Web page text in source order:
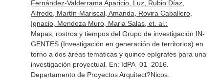
Fernández-Valderrama Aparicio, Luz, Rubio Díaz,
Alfredo, Martín-Mariscal, Amanda, Rovira Caballero,
Ignacio, Mendoza Muro, Maria Salas, et. al.:
Mapas, rostros y tiempos del Grupo de investigación IN-
GENTES (Investigación en generación de territorios) en
torno a dos áreas temáticas y quince epígrafes para una
investigación proyectual. En: IdPA_01_2016
Departamento de Proyectos Arquitect?Nicos.